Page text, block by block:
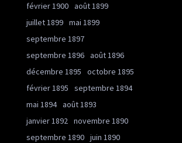
février 1900 août 1899
juillet 1899 mai 1899
septembre 1897
septembre 1896 août 1896
décembre 1895
octobre 1895
février 1895
septembre 1894
mai 1894 août 1893
janvier 1892 novembre 1890
septembre 1890 juin 1890